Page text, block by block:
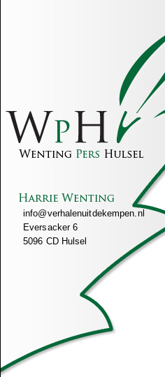
info@verhalenuitdekempen.nl
Eversacker 6
5096 CD Hulsel